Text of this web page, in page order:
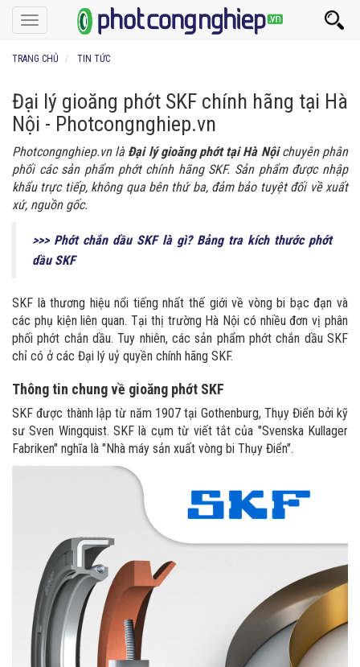
Toggle
navigation
TRANG CHỦ TIN TỨC
Đại lý gioăng phớt SKF chính hãng tại Hà
Nội - Photcongnghiep.vn
Photcongnghiep.vn là Đại lý gioăng phớt tại Hà Nộichuyên phân
phối các sản phẩm phớt chính hãng SKF. Sản phẩm được nhập
khẩu trực tiếp, không qua bên thứ ba, đảm bảo tuyệt đối về xuất
xứ, nguồn gốc.
>>> Phớt chắn dầu SKF là gì? Bảng tra kích thước phớt
dầu SKF
SKF là thương hiệu nổi tiếng nhất thế giới về vòng bi bạc đạn và
các phụ kiện liên quan. Tại thị trường Hà Nội có nhiều đơn vị phân
phối phớt chắn dầu. Tuy nhiên, các sản phẩm phớt chắn dầu SKF
chỉ có ở các Đại lý uỷ quyền chính hãng SKF.
Thông tin chung về gioăng phớt SKF
SKF được thành lập từ năm 1907 tại Gothenburg, Thụy Điển bởi kỹ
sư Sven Wingquist. SKF là cụm từ viết tắt của "Svenska Kullager
Fabriken" nghĩa là "Nhà máy sản xuất vòng bi Thụy Điển".